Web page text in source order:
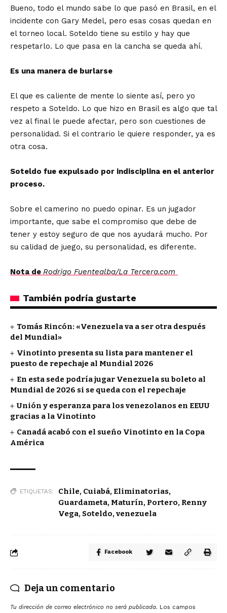
Bueno, todo el mundo sabe lo que pasó en Brasil, en el
incidente con Gary Medel, pero esas cosas quedan en
el torneo local. Soteldo tiene su estilo y hay que
respetarlo. Lo que pasa en la cancha se queda ahí.
Es una manera de burlarse
El que es caliente de mente lo siente así, pero yo
respeto a Soteldo. Lo que hizo en Brasil es algo que tal
vez al final le puede afectar, pero son cuestiones de
personalidad. Si el contrario le quiere responder, ya es
otra cosa.
Soteldo fue expulsado por indisciplina en el anterior
proceso.
Sobre el camerino no puedo opinar. Es un jugador
importante, que sabe el compromiso que debe de
tener y estoy seguro de que nos ayudará mucho. Por
su calidad de juego, su personalidad, es diferente.
Nota de Rodrigo Fuentealba/La Tercera.com
También podría gustarte
Tomás Rincón: «Venezuela va a ser otra después
del Mundial»
Vinotinto presenta su lista para mantener el
puesto de repechaje al Mundial 2026
En esta sede podría jugar Venezuela su boleto al
Mundial de 2026 si se queda con el repechaje
Unión y esperanza para los venezolanos en EEUU
gracias a la Vinotinto
Canadá acabó con el sueño Vinotinto en la Copa
América
ETIQUETAS: Chile, Cuiabá, Eliminatorias,
Guardameta, Maturín, Portero, Renny
Vega, Soteldo,venezuela
Facebook
Deja un comentario
Tu dirección de correo electrónico no será publicada. Los campos